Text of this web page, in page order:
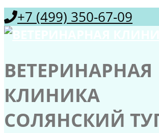
+7 (499) 350-67-09
ВЕТЕРИНАРНАЯ
КЛИНИКА
СОЛЯНСКИЙ